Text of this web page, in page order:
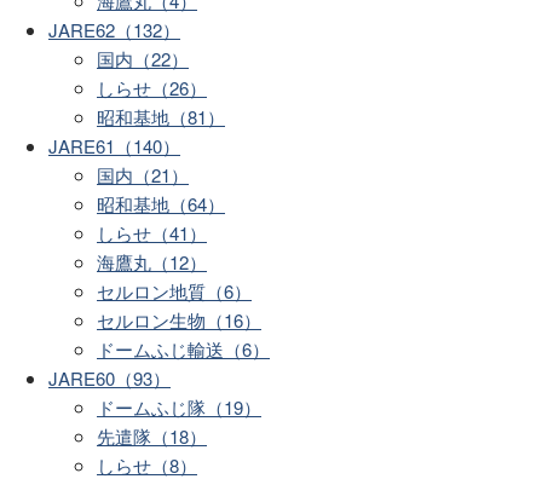
JARE62（132）
国内（22）
しらせ（26）
昭和基地（81）
JARE61（140）
国内（21）
昭和基地（64）
しらせ（41）
海鷹丸（12）
セルロン地質（6）
セルロン生物（16）
ドームふじ輸送（6）
JARE60（93）
ドームふじ隊（19）
先遣隊（18）
しらせ（8）